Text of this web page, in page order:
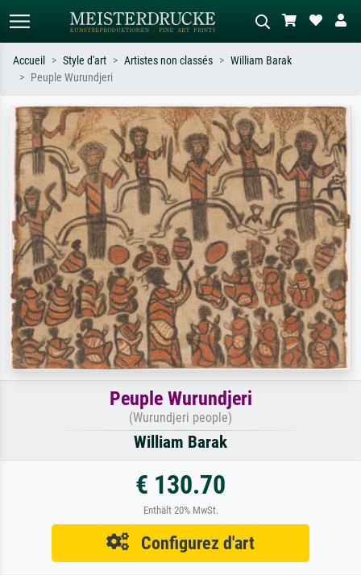
Recherchez par artiste, titre ou style –
ex. Monet, Nuit étoilée,
impressionnisme, vague de Hokusai,
nu.
Décrivez la scène – ex. prairie verte,
abstrait avec beaucoup de rouge,
tableau sombre, nu debout près d'un
arbre.
Accueil Style d'art Artistes non classés
William Barak
Peuple Wurundjeri
Peuple Wurundjeri
(Wurundjeri people)
William Barak
€ 130.70
Enthält 20% MwSt.
Configurez d'art